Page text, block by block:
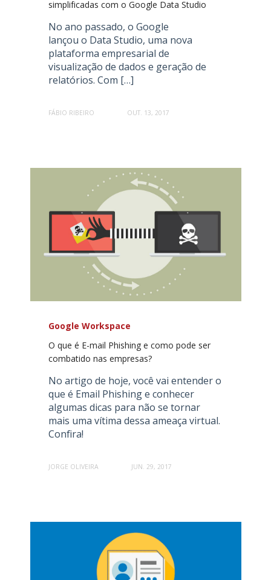
simplificadas com o Google Data Studio
No ano passado, o Google
lançou o Data Studio, uma nova
plataforma empresarial de
visualização de dados e geração de
relatórios. Com […]
FÁBIO RIBEIRO OUT. 13, 2017
Google Workspace
O que é E-mail Phishing e como pode ser
combatido nas empresas?
No artigo de hoje, você vai entender o
que é Email Phishing e conhecer
algumas dicas para não se tornar
mais uma vítima dessa ameaça virtual.
Confira!
JORGE OLIVEIRA JUN. 29, 2017